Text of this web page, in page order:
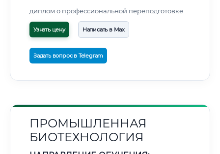
диплом о профессиональной переподготовке
Узнать цену Написать в Max
Задать вопрос в Telegram
ПРОМЫШЛЕННАЯ
БИОТЕХНОЛОГИЯ